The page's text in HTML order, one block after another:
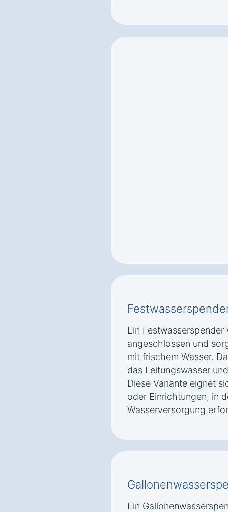
Ein
angeschlossen und
mit frischem Wasser.
das Leitungswasser
Diese Variante eignet
oder Einrichtungen, in
Wasserversorgung
Ein